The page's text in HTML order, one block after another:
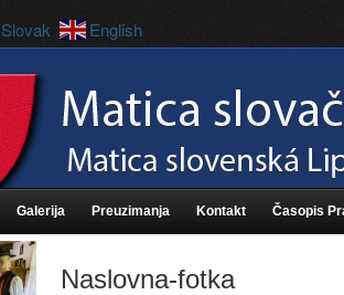
Galerija Preuzimanja Kontakt Časopis
Naslovna-fotka
Slovak English